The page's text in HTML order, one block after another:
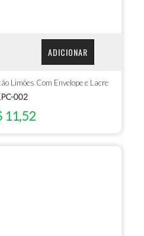
ADICIONAR
Limões Com Envelope e Lacre
002
11,52